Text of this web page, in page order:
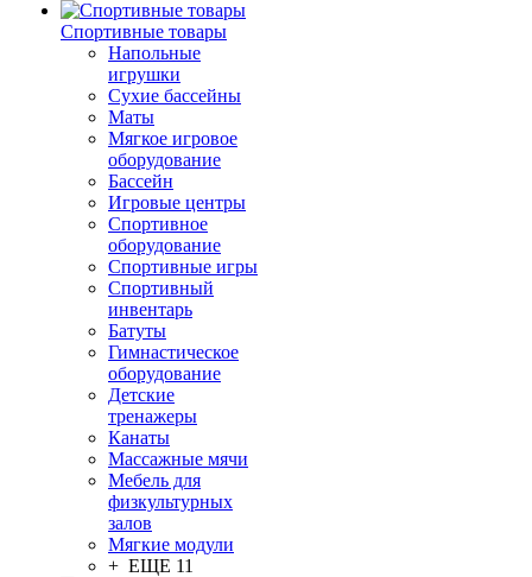
Спортивные товары
Напольные
игрушки
Сухие бассейны
Маты
Мягкое игровое
оборудование
Бассейн
Игровые центры
Спортивное
оборудование
Спортивные игры
Спортивный
инвентарь
Батуты
Гимнастическое
оборудование
Детские
тренажеры
Канаты
Массажные мячи
Мебель для
физкультурных
залов
Мягкие модули
+ ЕЩЕ 11